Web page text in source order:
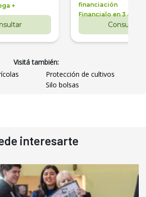
+
financiación
Financialo en 3 años
Consultar
Visitá también:
Protección de cultivos
Silo bolsas
interesarte